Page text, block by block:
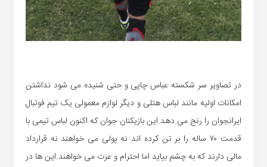
در تصاویر سر شکسته عباس چاپی و حتی شنیده می شود نداشتن
امکانات اولیه مانند لباس هتلی و دیگر لوازم معمولی یک تیم فوتبال
ایرانجوان را رنج می دهد.این بازیکنان جوان که اکنون لباس تیمی با
قدمت ۷۰ ساله را بر تن کرده اند نه پولی می خواهند نه قرارداد
مالی دارند که به چشم بیاید اما احترام و عزت می خواهند.این ها در